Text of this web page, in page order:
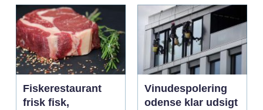
Fiskerestaurant
frisk fisk,
Vinudespolering
odense klar udsigt